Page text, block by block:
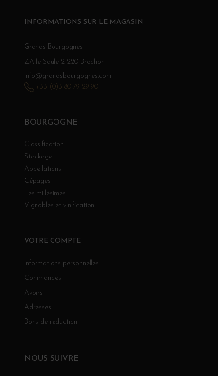
BOURGOGNE
Classification
Stockage
Appellations
Cépages
Les millésimes
Vignobles et vinification
VOTRE COMPTE
Informations personnelles
Commandes
Avoirs
Adresses
Bons de réduction
INFORMATIONS SUR LE MAGASIN
Grands Bourgognes
ZA le Saule 21220 Brochon
info@grandsbourgognes.com
+33 (0)3 80 79 29 90
NOUS SUIVRE